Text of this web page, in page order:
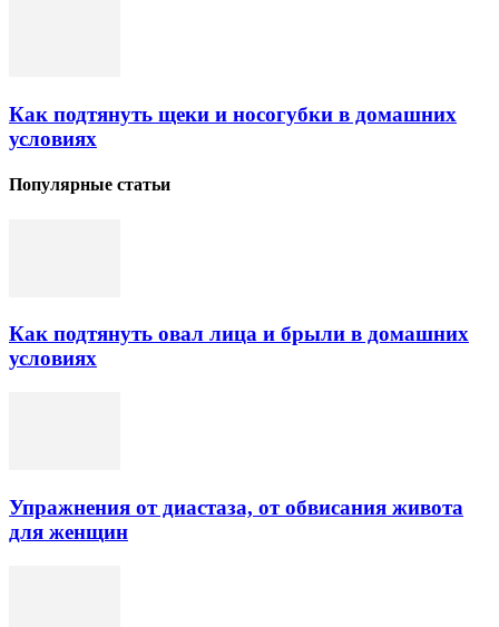
Как подтянуть щеки и носогубки в домашних
условиях
Популярные статьи
Как подтянуть овал лица и брыли в домашних
условиях
Упражнения от диастаза, от обвисания живота
для женщин